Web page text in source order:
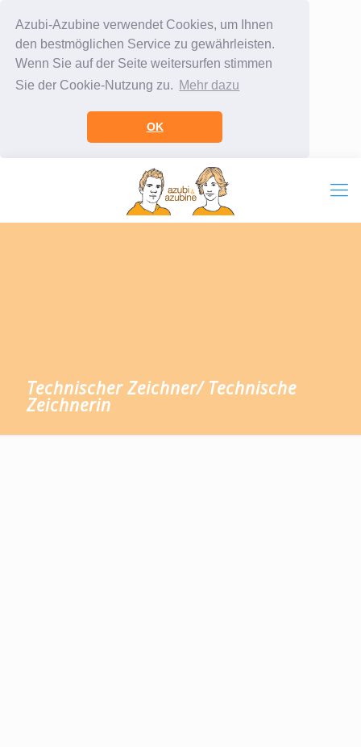
Azubi-Azubine verwendet Cookies, um Ihnen
den bestmöglichen Service zu gewährleisten.
Wenn Sie auf der Seite weitersurfen stimmen
Sie der Cookie-Nutzung zu. Mehr dazu
OK
Technischer Zeichner/ Technische
Zeichnerin